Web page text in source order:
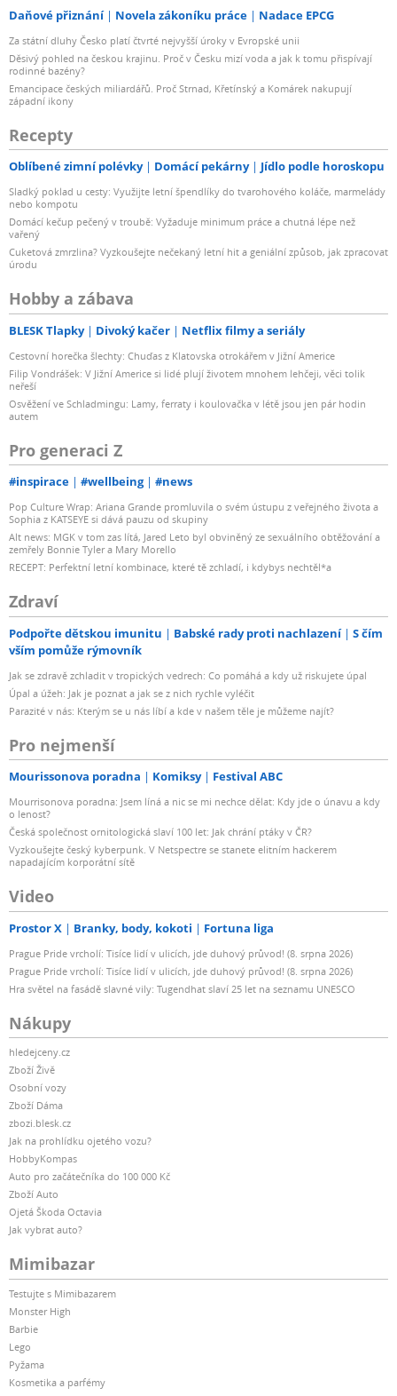
Daňové přiznání Novela zákoníku práce Nadace EPCG
Za státní dluhy Česko platí čtvrté nejvyšší úroky v Evropské unii
Děsivý pohled na českou krajinu. Proč v Česku mizí voda a jak k tomu přispívají
rodinné bazény?
Emancipace českých miliardářů. Proč Strnad, Křetínský a Komárek nakupují
západní ikony
Recepty
Oblíbené zimní polévky Domácí pekárny Jídlo podle horoskopu
Sladký poklad u cesty: Využijte letní špendlíky do tvarohového koláče, marmelády
nebo kompotu
Domácí kečup pečený v troubě: Vyžaduje minimum práce a chutná lépe než
vařený
Cuketová zmrzlina? Vyzkoušejte nečekaný letní hit a geniální způsob, jak zpracovat
úrodu
Hobby a zábava
BLESK Tlapky Divoký kačer Netflix filmy a seriály
Cestovní horečka šlechty: Chuďas z Klatovska otrokářem v Jižní Americe
Filip Vondrášek: V Jižní Americe si lidé plují životem mnohem lehčeji, věci tolik
neřeší
Osvěžení ve Schladmingu: Lamy, ferraty i koulovačka v létě jsou jen pár hodin
autem
Pro generaci Z
#inspirace #wellbeing #news
Pop Culture Wrap: Ariana Grande promluvila o svém ústupu z veřejného života a
Sophia z KATSEYE si dává pauzu od skupiny
Alt news: MGK v tom zas lítá, Jared Leto byl obviněný ze sexuálního obtěžování a
zemřely Bonnie Tyler a Mary Morello
RECEPT: Perfektní letní kombinace, které tě zchladí, i kdybys nechtěl*a
Zdraví
Podpořte dětskou imunitu Babské rady proti nachlazení
S čím
vším pomůže rýmovník
Jak se zdravě zchladit v tropických vedrech: Co pomáhá a kdy už riskujete úpal
Úpal a úžeh: Jak je poznat a jak se z nich rychle vyléčit
Parazité v nás: Kterým se u nás líbí a kde v našem těle je můžeme najít?
Pro nejmenší
Mourissonova poradna Komiksy Festival ABC
Mourrisonova poradna: Jsem líná a nic se mi nechce dělat: Kdy jde o únavu a kdy
o lenost?
Česká společnost ornitologická slaví 100 let: Jak chrání ptáky v ČR?
Vyzkoušejte český kyberpunk. V Netspectre se stanete elitním hackerem
napadajícím korporátní sítě
Video
Prostor X Branky, body, kokoti Fortuna liga
Prague Pride vrcholí: Tisíce lidí v ulicích, jde duhový průvod! (8. srpna 2026)
Prague Pride vrcholí: Tisíce lidí v ulicích, jde duhový průvod! (8. srpna 2026)
Hra světel na fasádě slavné vily: Tugendhat slaví 25 let na seznamu UNESCO
Nákupy
hledejceny.cz
Zboží Živě
Osobní vozy
Zboží Dáma
zbozi.blesk.cz
Jak na prohlídku ojetého vozu?
HobbyKompas
Auto pro začátečníka do 100 000 Kč
Zboží Auto
Ojetá Škoda Octavia
Jak vybrat auto?
Mimibazar
Testujte s Mimibazarem
Monster High
Barbie
Lego
Pyžama
Kosmetika a parfémy